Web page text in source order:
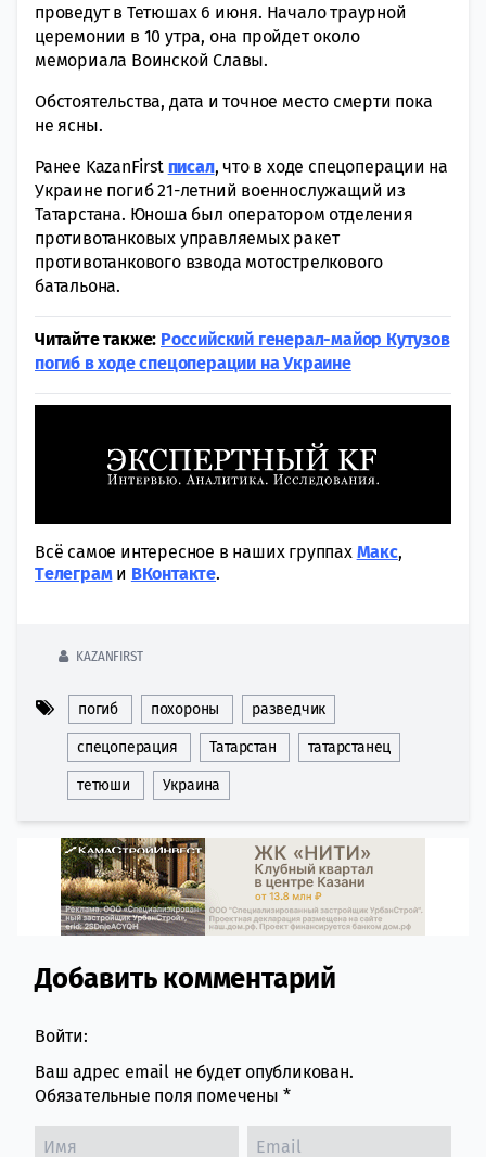
проведут в Тетюшах 6 июня. Начало траурной
церемонии в 10 утра, она пройдет около
мемориала Воинской Славы.
Обстоятельства, дата и точное место смерти пока
не ясны.
Ранее KazanFirst писал, что в ходе спецоперации на
Украине погиб 21-летний военнослужащий из
Татарстана. Юноша был оператором отделения
противотанковых управляемых ракет
противотанкового взвода мотострелкового
батальона.
Читайте также: Российский генерал-майор Кутузов
погиб в ходе спецоперации на Украине
Всё самое интересное в наших группах Макс,
Tелеграми ВКонтакте.
KAZANFIRST
погиб похороны разведчик
спецоперация Татарстан татарстанец
тетюши Украина
Comment section
Добавить комментарий
Войти:
Ваш адрес email не будет опубликован.
Обязательные поля помечены *